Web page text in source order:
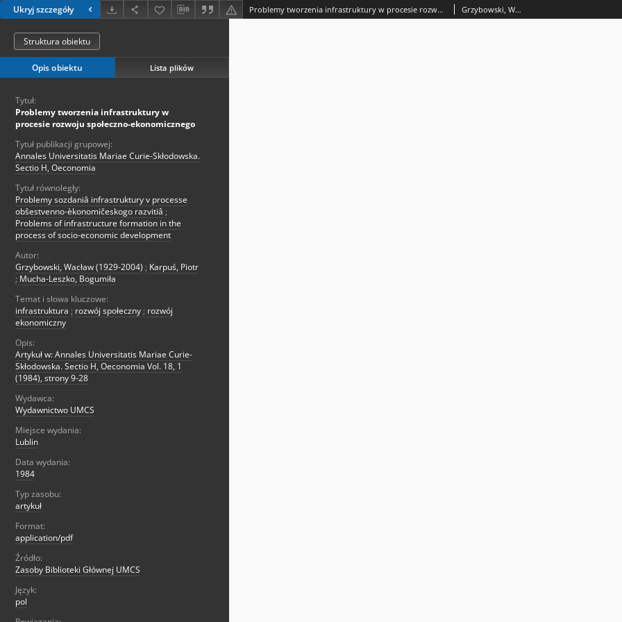
Ukryj szczegóły Problemy tworzenia infrastruktury w procesie rozwoju społeczno-ekonomicznego Grzybowski, Wacław (1929-2004); Karpuś, Piotr; Mucha-Leszko, Bogumiła
Struktura obiektu
Opis obiektu Lista plików
Tytuł:
Problemy tworzenia infrastruktury w
procesie rozwoju społeczno-ekonomicznego
Tytuł publikacji grupowej:
Annales Universitatis Mariae Curie-Skłodowska.
Sectio H, Oeconomia
Tytuł równoległy:
Problemy sozdaniâ infrastruktury v processe
obŝestvenno-èkonomičeskogo razvitiâ ;
Problems of infrastructure formation in the
process of socio-economic development
Autor:
Grzybowski, Wacław (1929-2004) ; Karpuś, Piotr
; Mucha-Leszko, Bogumiła
Temat i słowa kluczowe:
infrastruktura ; rozwój społeczny ; rozwój
ekonomiczny
Opis:
Artykuł w: Annales Universitatis Mariae Curie-
Skłodowska. Sectio H, Oeconomia Vol. 18, 1
(1984), strony 9-28
Wydawca:
Wydawnictwo UMCS
Miejsce wydania:
Lublin
Data wydania:
1984
Typ zasobu:
artykuł
Format:
application/pdf
Źródło:
Zasoby Biblioteki Głównej UMCS
Język:
pol